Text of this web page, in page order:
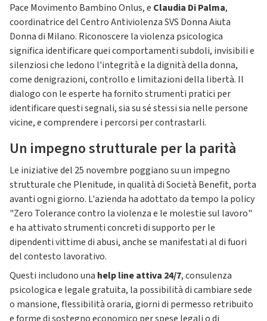
Pace Movimento Bambino Onlus, e Claudia Di Palma,
coordinatrice del Centro Antiviolenza SVS Donna Aiuta
Donna di Milano. Riconoscere la violenza psicologica
significa identificare quei comportamenti subdoli, invisibili e
silenziosi che ledono l'integrità e la dignità della donna,
come denigrazioni, controllo e limitazioni della libertà. Il
dialogo con le esperte ha fornito strumenti pratici per
identificare questi segnali, sia su sé stessi sia nelle persone
vicine, e comprendere i percorsi per contrastarli.
Un impegno strutturale per la parità
Le iniziative del 25 novembre poggiano su un impegno
strutturale che Plenitude, in qualità di Società Benefit, porta
avanti ogni giorno. L'azienda ha adottato da tempo la policy
"Zero Tolerance contro la violenza e le molestie sul lavoro"
e ha attivato strumenti concreti di supporto per le
dipendenti vittime di abusi, anche se manifestati al di fuori
del contesto lavorativo.
Questi includono una help line attiva 24/7, consulenza
psicologica e legale gratuita, la possibilità di cambiare sede
o mansione, flessibilità oraria, giorni di permesso retribuito